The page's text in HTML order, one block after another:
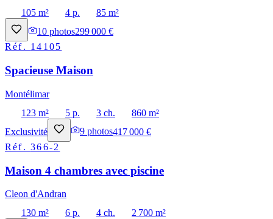
105 m²
4 p.
85 m²
10 photos299 000 €
Réf. 14105
Spacieuse Maison
Montélimar
123 m²
5 p. 3 ch.
860 m²
Exclusivité
9 photos417 000 €
Réf.366-2
Maison 4 chambres avec piscine
Cleon d'Andran
130 m²
6 p. 4 ch.
2 700 m²